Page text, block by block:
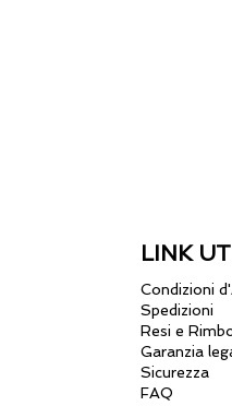
LINK
Condizioni
Spedizioni
Resi e
Garanzia
Sicurezza
FAQ